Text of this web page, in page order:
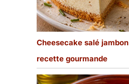
Cheesecake salé
recette gourmande